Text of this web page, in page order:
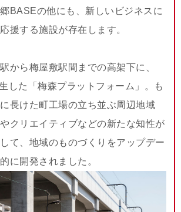
BASEの他にも、新しいビジネスに
援する施設が存在します。
から梅屋敷駅間までの高架下に、
した「梅森プラットフォーム」。も
長けた町工場の立ち並ぶ周辺地域
クリエイティブなどの新たな知性が
て、地域のものづくりをアップデー
に開発されました。